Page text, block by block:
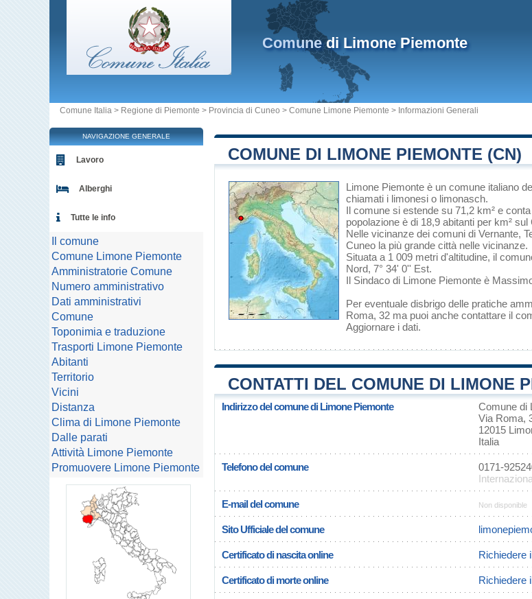
Comunedi Limone Piemonte
Comune Italia > Regione di Piemonte > Provincia di Cuneo > Comune Limone Piemonte > Informazioni Generali
COMUNE DI LIMONE PIEMONTE (CN)
Limone Piemonte è un comune italiano
chiamati i limonesi o limonasch.
Il comune si estende su 71,2 km² e
popolazione è di 18,9 abitanti per km² sul
Nelle vicinanze dei comuni di Vernante,
Cuneo la più grande città nelle vicinanze.
Situata a 1 009 metri d'altitudine, il
Nord, 7° 34' 0'' Est.
Il Sindaco di Limone Piemonte è
Per eventuale disbrigo delle pratiche
Roma, 32 ma puoi anche contattare il
Aggiornare i dati.
CONTATTI DEL COMUNE DI LIMONE
Indirizzo del comune di Limone Piemonte
Comune di
Via Roma,
12015
Italia
Telefono del comune
0171-
E-mail del comune Non disponible
Sito Ufficiale del comune
Certificato di nascita online Richiedere
Certificato di morte online Richiedere
NAVIGAZIONE GENERALE
Lavoro
Alberghi
Tutte le info
Il comune
Comune Limone Piemonte
Amministratorie Comune
Numero amministrativo
Dati amministrativi
Comune
Toponimia e traduzione
Trasporti Limone Piemonte
Abitanti
Territorio
Vicini
Distanza
Clima di Limone Piemonte
Dalle parati
Attività Limone Piemonte
Promuovere Limone Piemonte